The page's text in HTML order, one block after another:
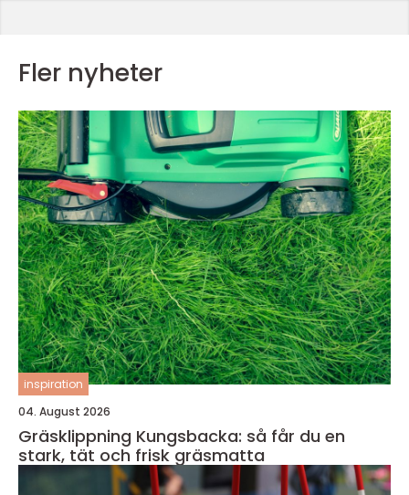
Fler nyheter
inspiration
04. August 2026
Gräsklippning Kungsbacka: så får du en
stark, tät och frisk gräsmatta